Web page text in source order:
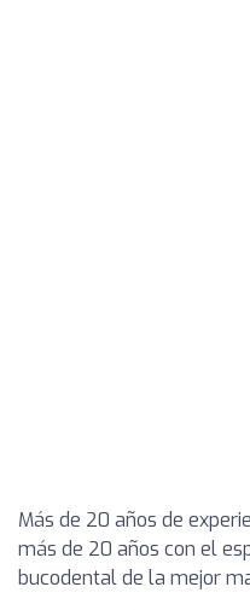
Más de 20 años de
más de 20 años con el
bucodental de la mejor